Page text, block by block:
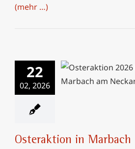
(mehr …)
22
02, 2026
Osteraktion in
Osteraktion in Marbach